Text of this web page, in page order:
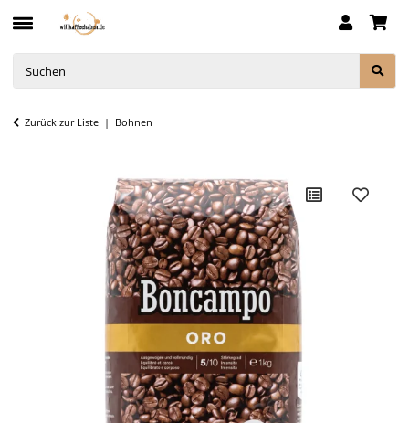
Zurück zur Liste Bohnen